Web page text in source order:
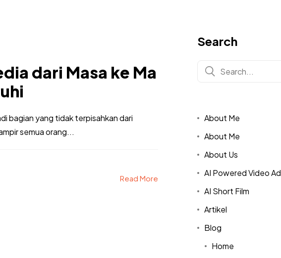
dari Masa ke Ma
bagian yang tidak terpisahkan dari
semua orang...
Read More
Search
About Me
About Me
About Us
AI Powered Video Ad
AI Short Film
Artikel
Blog
Home